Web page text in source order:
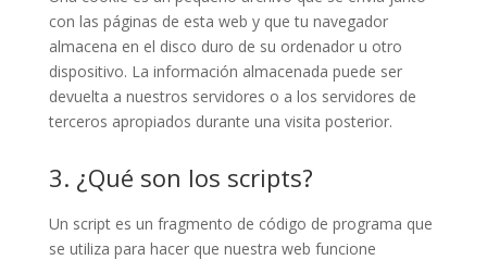
con las páginas de esta web y que tu navegador
almacena en el disco duro de su ordenador u otro
dispositivo. La información almacenada puede ser
devuelta a nuestros servidores o a los servidores de
terceros apropiados durante una visita posterior.
3. ¿Qué son los scripts?
Un script es un fragmento de código de programa que
se utiliza para hacer que nuestra web funcione